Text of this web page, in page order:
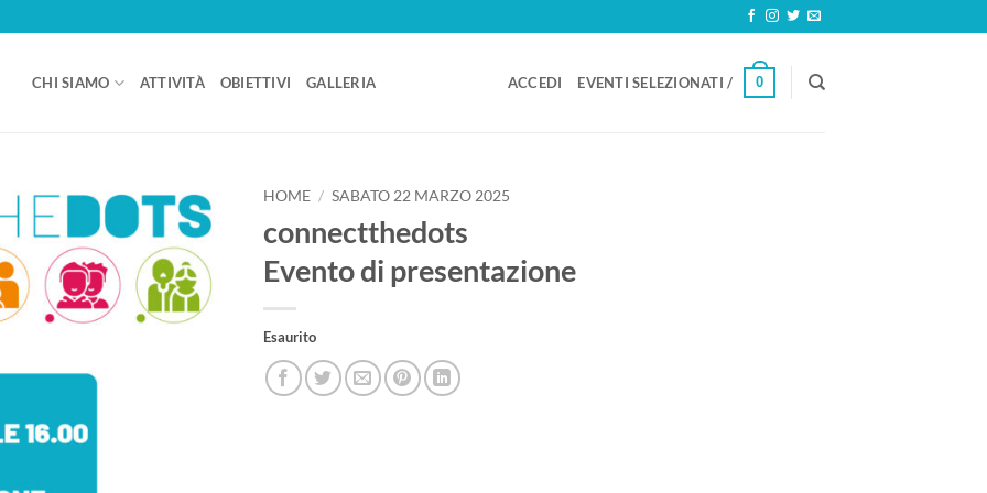
CHI SIAMO ATTIVITÀ OBIETTIVI GALLERIA ACCEDI EVENTI SELEZIONATI / 0
HOME / SABATO 22 MARZO 2025
connectthedots
Evento di presentazione
Esaurito